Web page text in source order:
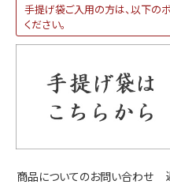
手提げ袋ご入用の方は、以下の
ください。
商品についてのお問い合わせ